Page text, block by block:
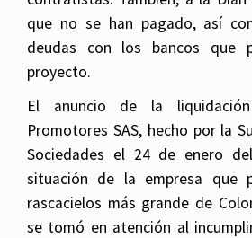
que no se han pagado, así
deudas con los bancos que
proyecto.
El anuncio de la
Promotores SAS, hecho por la
Sociedades el 24 de enero
situación de la empresa que
rascacielos más grande de
se tomó en atención al